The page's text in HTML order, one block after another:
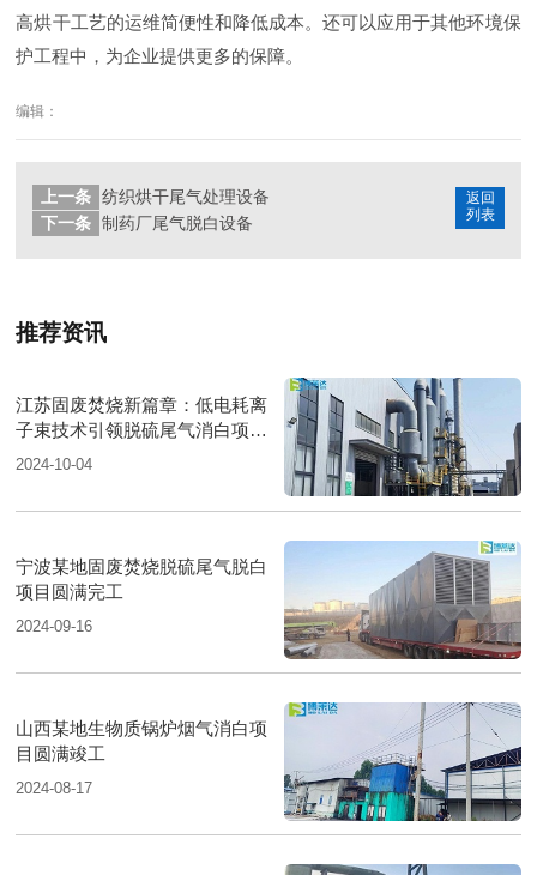
高烘干工艺的运维简便性和降低成本。还可以应用于其他环境保
护工程中，为企业提供更多的保障。
编辑：
返回
列表
上一条 纺织烘干尾气处理设备
下一条 制药厂尾气脱白设备
推荐资讯
江苏固废焚烧新篇章：低电耗离
子束技术引领脱硫尾气消白项目
圆满落成
2024-10-04
宁波某地固废焚烧脱硫尾气脱白
项目圆满完工
2024-09-16
山西某地生物质锅炉烟气消白项
目圆满竣工
2024-08-17